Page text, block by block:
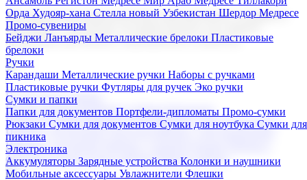
Орда Худояр-хана Стелла новый Узбекистан Шердор Медресе
Промо-сувениры
Бейджи Ланъярды Металлические брелоки Пластиковые
брелоки
Ручки
Карандаши Металлические ручки Наборы с ручками
Пластиковые ручки Футляры для ручек Эко ручки
Сумки и папки
Папки для документов Портфели-дипломаты Промо-сумки
Рюкзаки Сумки для документов Сумки для ноутбука Сумки для
пикника
Электроника
Аккумуляторы Зарядные устройства Колонки и наушники
Мобильные аксессуары Увлажнители Флешки
Мы предлагаем широкий выбор корпоративных подарков и
сувениров с логотипом. В нашем каталоге вы найдете
продукцию для бизнеса, мероприятия и клиентов.
Подарочные наборы
Бизнес наборыКофейные наборы Кошельки
Наборы из кожиНаборы ручекНаборы с аккумуляторами
Наборы с бутылками для воды
Наборы с ежедневниками
Наборы с кружками
флешкамиНовогодние наборыЧайные наборы